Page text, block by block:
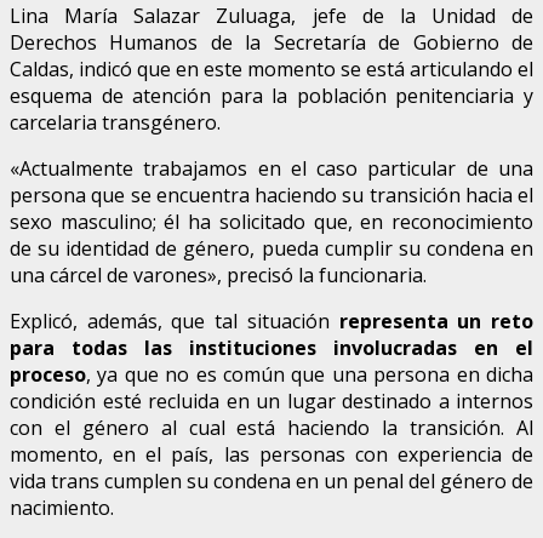
Lina María Salazar Zuluaga, jefe de la Unidad de
Derechos Humanos de la Secretaría de Gobierno de
Caldas, indicó que en este momento se está articulando el
esquema de atención para la población penitenciaria y
carcelaria transgénero.
«Actualmente trabajamos en el caso particular de una
persona que se encuentra haciendo su transición hacia el
sexo masculino; él ha solicitado que, en reconocimiento
de su identidad de género, pueda cumplir su condena en
una cárcel de varones», precisó la funcionaria.
Explicó, además, que tal situación representa un reto
para todas las instituciones involucradas en el
proceso, ya que no es común que una persona en dicha
condición esté recluida en un lugar destinado a internos
con el género al cual está haciendo la transición. Al
momento, en el país, las personas con experiencia de
vida trans cumplen su condena en un penal del género de
nacimiento.